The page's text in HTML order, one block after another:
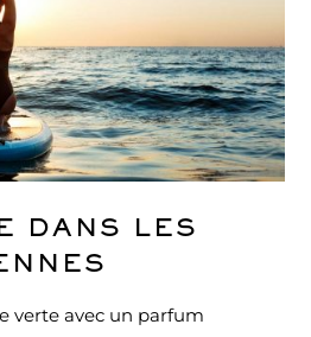
DANS LES
verte avec un parfum